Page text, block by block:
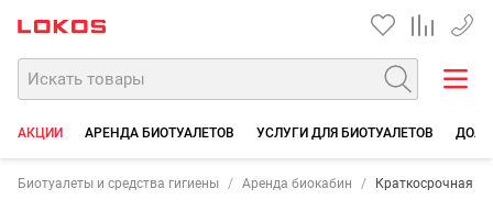
+7
АКЦИИ АРЕНДА БИОТУАЛЕТОВ УСЛУГИ ДЛЯ БИОТУАЛЕТОВ
Биотуалеты и средства гигиены Аренда биокабин Краткосрочная